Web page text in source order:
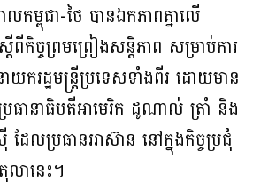
លកម្ពុជា-ថៃ បានឯកភាពគ្នាលើ
កិច្ចព្រមព្រៀងសន្តិភាព សម្រាប់ការ
ករដ្ឋមន្រ្តីប្រទេសទាំងពីរ ដោយមាន
រធានាធិបតីអាមេរិក ដូណាល់ ត្រាំ និង
ដែលប្រធានអាស៊ាន នៅក្នុងកិច្ចប្រជុំ
ានេះ។